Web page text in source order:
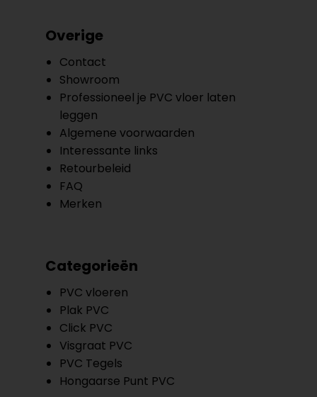
Overige
Contact
Showroom
Professioneel je PVC vloer laten
leggen
Algemene voorwaarden
Interessante links
Retourbeleid
FAQ
Merken
Categorieën
PVC vloeren
Plak PVC
Click PVC
Visgraat PVC
PVC Tegels
Hongaarse Punt PVC